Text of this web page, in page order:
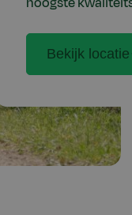
Bekijk locatie